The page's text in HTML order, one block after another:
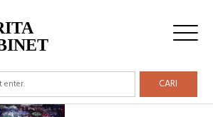
CARI
Karno